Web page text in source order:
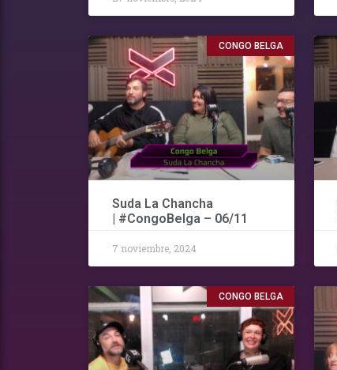
CONGO BELGA
Suda La Chancha
| #CongoBelga – 06/11
7 noviembre, 2024
CONGO BELGA